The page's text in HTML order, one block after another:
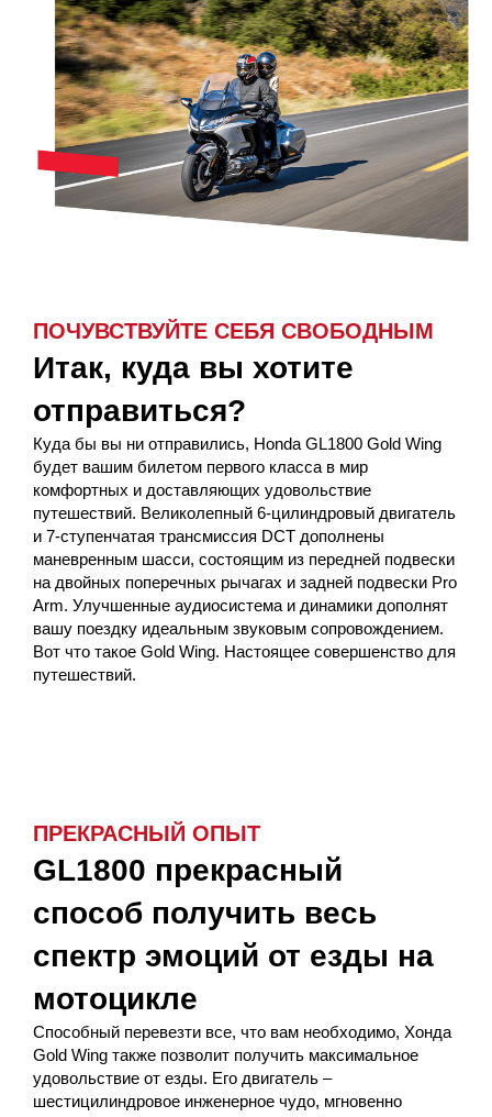
ПОЧУВСТВУЙТЕ СЕБЯ СВОБОДНЫМ
Итак, куда вы хотите
отправиться?
Куда бы вы ни отправились, Honda GL1800 Gold Wing
будет вашим билетом первого класса в мир
комфортных и доставляющих удовольствие
путешествий. Великолепный 6-цилиндровый двигатель
и 7-ступенчатая трансмиссия DCT дополнены
маневренным шасси, состоящим из передней подвески
на двойных поперечных рычагах и задней подвески Pro
Arm. Улучшенные аудиосистема и динамики дополнят
вашу поездку идеальным звуковым сопровождением.
Вот что такое Gold Wing. Настоящее совершенство для
путешествий.
ПРЕКРАСНЫЙ ОПЫТ
GL1800 прекрасный
способ получить весь
спектр эмоций от езды на
мотоцикле
Способный перевезти все, что вам необходимо, Хонда
Gold Wing также позволит получить максимальное
удовольствие от езды. Его двигатель –
шестицилиндровое инженерное чудо, мгновенно